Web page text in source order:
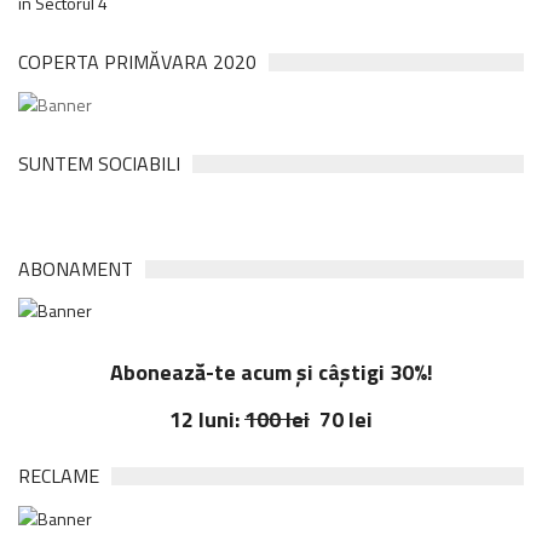
COPERTA PRIMĂVARA 2020
SUNTEM SOCIABILI
ABONAMENT
Abonează-te acum și câștigi 30%!
12 luni:100 lei 70 lei
RECLAME